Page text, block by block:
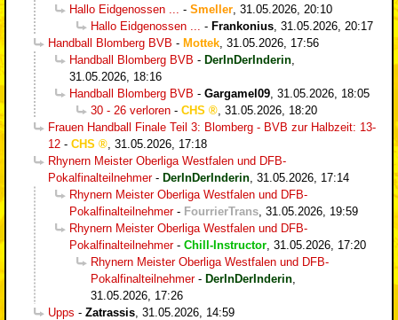
Hallo Eidgenossen ...
- Smeller 31.05.2026, 20:10
Hallo Eidgenossen ...
- Frankonius 31.05.2026, 20:17
Handball Blomberg BVB - Mottek 31.05.2026, 17:56
Handball Blomberg BVB - DerInDerInderin
31.05.2026, 18:16
Handball Blomberg BVB - Gargamel09 31.05.2026, 18:05
30 - 26 verloren - CHS
31.05.2026, 18:20
Frauen Handball Finale Teil 3: Blomberg - BVB zur Halbzeit: 13-
12 - CHS
31.05.2026, 17:18
Rhynern Meister Oberliga Westfalen und DFB-
Pokalfinalteilnehmer- DerInDerInderin 31.05.2026, 17:14
Rhynern Meister Oberliga Westfalen und DFB-
Pokalfinalteilnehmer- FourrierTrans 31.05.2026, 19:59
Rhynern Meister Oberliga Westfalen und DFB-
Pokalfinalteilnehmer- Chill-Instructor 31.05.2026, 17:20
Rhynern Meister Oberliga Westfalen und DFB-
Pokalfinalteilnehmer- DerInDerInderin
31.05.2026, 17:26
Upps - Zatrassis 31.05.2026, 14:59